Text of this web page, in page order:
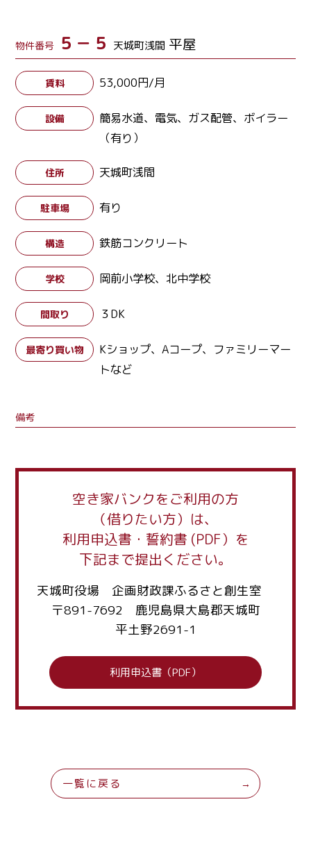
物件番号 ５－５ 天城町浅間 平屋
賃料 53,000円/月
設備
簡易水道、電気、ガス配管、ボイラー
（有り）
住所 天城町浅間
駐車場 有り
構造 鉄筋コンクリート
学校 岡前小学校、北中学校
間取り ３DK
最寄り買い物
Kショップ、Aコープ、ファミリーマー
トなど
備考
空き家バンクをご利用の方
（借りたい方）は、
利用申込書・誓約書 (PDF）を
下記まで提出ください。
天城町役場 企画財政課ふるさと創生室
〒891-7692 鹿児島県大島郡天城町
平土野2691-1
利用申込書（PDF）
一覧に戻る